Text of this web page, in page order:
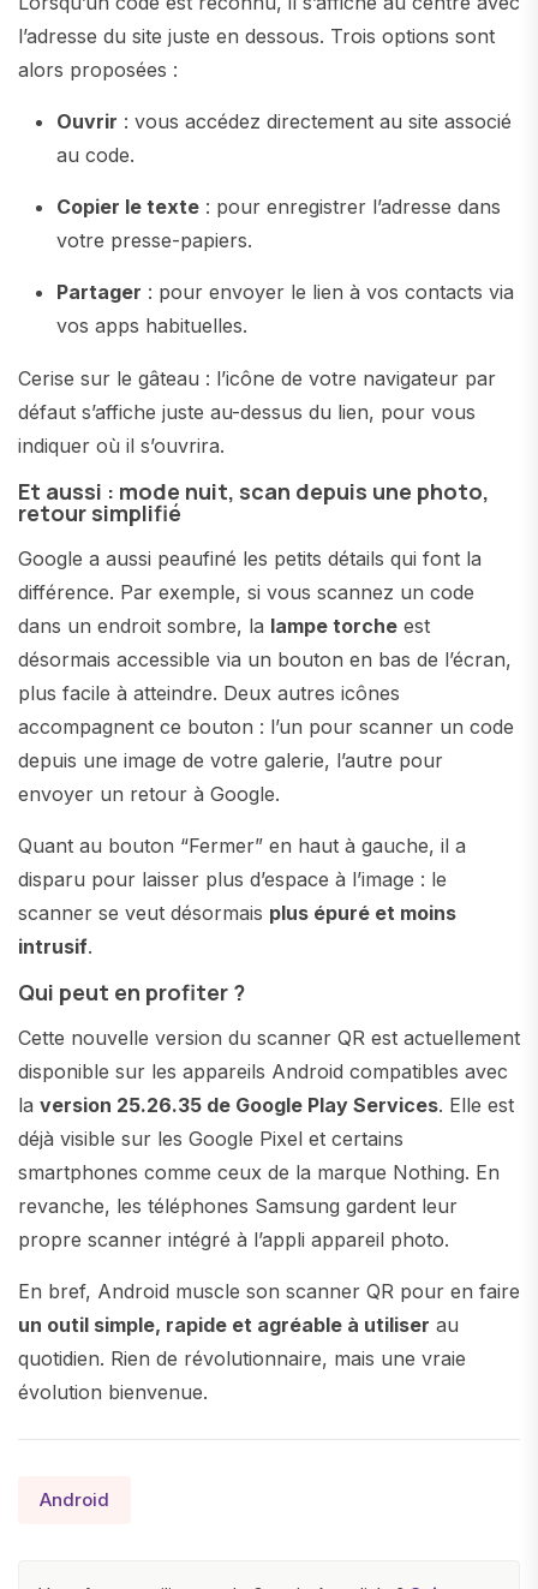
l’adresse du site juste en dessous. Trois options sont
alors proposées :
Ouvrir : vous accédez directement au site associé
au code.
Copier le texte : pour enregistrer l’adresse dans
votre presse-papiers.
Partager : pour envoyer le lien à vos contacts via
vos apps habituelles.
Cerise sur le gâteau : l’icône de votre navigateur par
défaut s’affiche juste au-dessus du lien, pour vous
indiquer où il s’ouvrira.
Et aussi : mode nuit, scan depuis une photo,
retour simplifié
Google a aussi peaufiné les petits détails qui font la
différence. Par exemple, si vous scannez un code
dans un endroit sombre, la lampe torche est
désormais accessible via un bouton en bas de l’écran,
plus facile à atteindre. Deux autres icônes
accompagnent ce bouton : l’un pour scanner un code
depuis une image de votre galerie, l’autre pour
envoyer un retour à Google.
Quant au bouton “Fermer” en haut à gauche, il a
disparu pour laisser plus d’espace à l’image : le
scanner se veut désormais plus épuré et moins
intrusif.
Qui peut en profiter ?
Cette nouvelle version du scanner QR est actuellement
disponible sur les appareils Android compatibles avec
la version 25.26.35 de Google Play Services. Elle est
déjà visible sur les Google Pixel et certains
smartphones comme ceux de la marque Nothing. En
revanche, les téléphones Samsung gardent leur
propre scanner intégré à l’appli appareil photo.
En bref, Android muscle son scanner QR pour en faire
un outil simple, rapide et agréable à utiliser au
quotidien. Rien de révolutionnaire, mais une vraie
évolution bienvenue.
Android